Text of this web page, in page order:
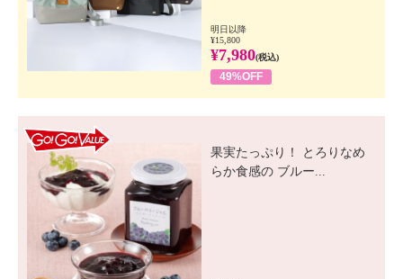
明日以降
¥15,800
¥7,980(税込)
49%OFF
果実たっぷり！ とろりなめ
らか食感の ブルー...